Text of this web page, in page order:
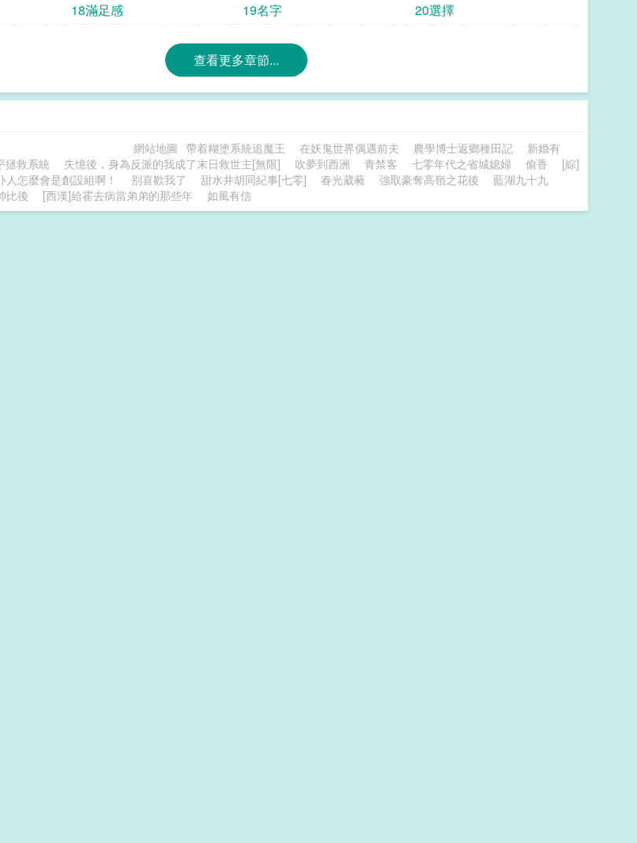
18滿足感 19名字 20選擇
查看更多章節...
網站地圖 帶着糊塗系統追魔王 在妖鬼世界偶遇前夫 農學博士返鄉種田記
新婚有
拯救系統 失憶後，身為反派的我成了末日救世主[無限] 吹夢到西洲 青禁客 七零年代之省城媳婦 偷香
[綜]
人怎麼會是創設組啊！ 别喜歡我了 甜水井胡同紀事[七零] 春光葳蕤 強取豪奪高嶺之花後
藍湖九十九
比後 [西漢]給霍去病當弟弟的那些年 如風有信